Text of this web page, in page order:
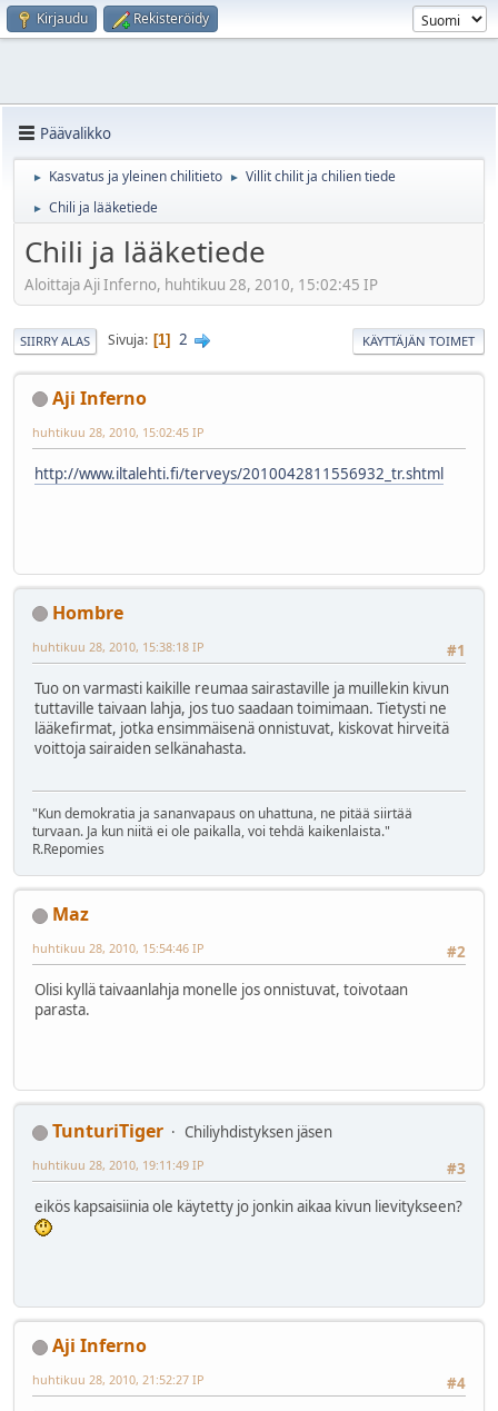
Kirjaudu Rekisteröidy
Päävalikko
► Kasvatus ja yleinen chilitieto ► Villit chilit ja chilien tiede
► Chili ja lääketiede
Chili ja lääketiede
Aloittaja Aji Inferno, huhtikuu 28, 2010, 15:02:45 IP
SIIRRY ALAS Sivuja 1 2 KÄYTTÄJÄN TOIMET
Aji Inferno
huhtikuu 28, 2010, 15:02:45 IP
http://www.iltalehti.fi/terveys/2010042811556932_tr.shtml
Hombre
#1
huhtikuu 28, 2010, 15:38:18 IP
Tuo on varmasti kaikille reumaa sairastaville ja muillekin kivun
tuttaville taivaan lahja, jos tuo saadaan toimimaan. Tietysti ne
lääkefirmat, jotka ensimmäisenä onnistuvat, kiskovat hirveitä
voittoja sairaiden selkänahasta.
"Kun demokratia ja sananvapaus on uhattuna, ne pitää siirtää
turvaan. Ja kun niitä ei ole paikalla, voi tehdä kaikenlaista."
R.Repomies
Maz
#2
huhtikuu 28, 2010, 15:54:46 IP
Olisi kyllä taivaanlahja monelle jos onnistuvat, toivotaan
parasta.
TunturiTiger
Chiliyhdistyksen jäsen
#3
huhtikuu 28, 2010, 19:11:49 IP
eikös kapsaisiinia ole käytetty jo jonkin aikaa kivun lievitykseen?
Aji Inferno
#4
huhtikuu 28, 2010, 21:52:27 IP